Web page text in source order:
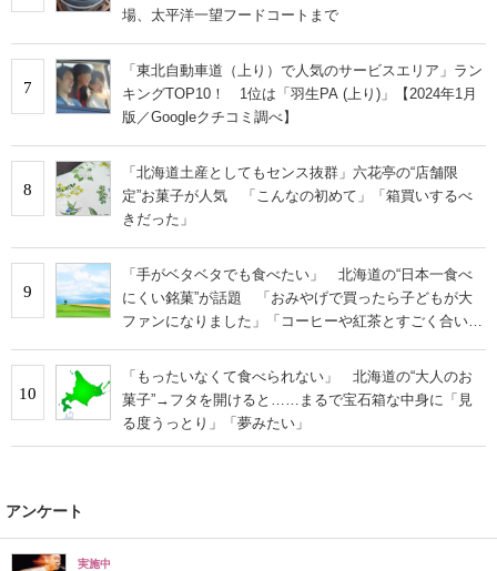
場、太平洋一望フードコートまで
7
「東北自動車道（上り）で人気のサービスエリア」ラン
キングTOP10！ 1位は「羽生PA (上り)」【2024年1月
版／Googleクチコミ調べ】
8
「北海道土産としてもセンス抜群」六花亭の“店舗限
定”お菓子が人気 「こんなの初めて」「箱買いするべ
きだった」
9
「手がベタベタでも食べたい」 北海道の“日本一食べ
にくい銘菓”が話題 「おみやげで買ったら子どもが大
ファンになりました」「コーヒーや紅茶とすごく合いま
10
「もったいなくて食べられない」 北海道の“大人のお
菓子”→フタを開けると……まるで宝石箱な中身に「見
る度うっとり」「夢みたい」
アンケート
実施中